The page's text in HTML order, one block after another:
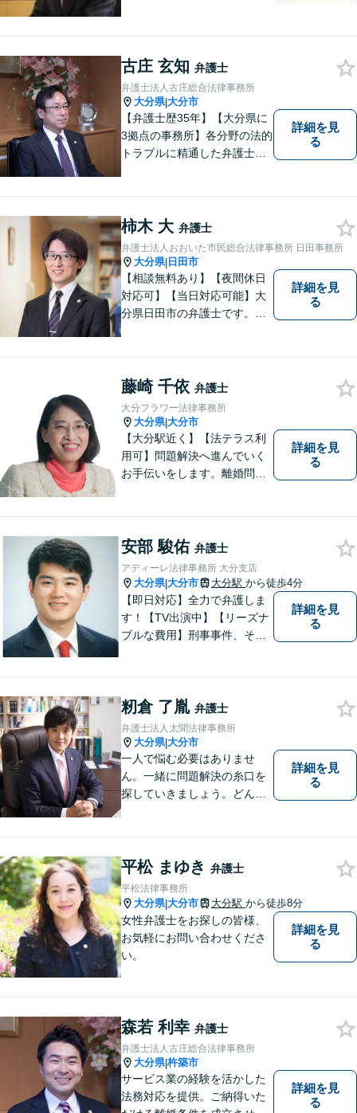
古庄 玄知 弁護士
弁護士法人古庄総合法律事務所
大分県|大分市
【弁護士歴35年】【大分県に
3拠点の事務所】各分野の法的
トラブルに精通した弁護士で
いアットホームな雰囲気の事
務所です。
詳細を見
る
柿木 大 弁護士
弁護士法人おおいた市民総合法律事務所 日田事務所
大分県| 日田市
【相談無料あり】【夜間休日
対応可】【当日対応可能】大
分県日田市の弁護士です。離
詳細を見
る
藤崎 千依 弁護士
大分フラワー法律事務所
大分県|大分市
【大分駅近く】【法テラス利
用可】問題解決へ進んでいく
お手伝いをします。離婚問題
相談可】分かりやすい言葉
で、明確に判断をお示しし、
問題解決をサポートいたしま
す。
詳細を見
る
安部 駿佑 弁護士
アディーレ法律事務所 大分支店
大分県|大分市 大分駅 から徒歩4分
【即日対応】全力で弁護しま
す！【TV出演中】【リーズナ
ブルな費用】刑事事件、その
分駅４分】
詳細を見
る
籾倉 了胤 弁護士
弁護士法人太聞法律事務所
大分県|大分市
一人で悩む必要はありませ
ん。一緒に問題解決の糸口を
探していきましょう。どんな
遺産分割、介護などの高齢社
会問題に注力しております。
詳細を見
る
平松 まゆき 弁護士
平松法律事務所
大分県|大分市 大分駅 から徒歩8分
女性弁護士をお探しの皆様、
お気軽にお問い合わせくださ
い。
詳細を見
る
森若 利幸 弁護士
弁護士法人古庄総合法律事務所
大分県|杵築市
サービス業の経験を活かした
法務対応を提供。ご納得いた
詳細を見
る